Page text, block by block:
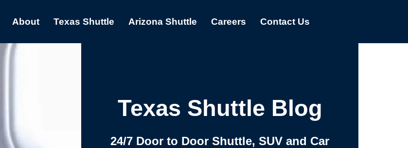
About Texas Shuttle Arizona Shuttle Careers Contact Us
Texas Shuttle Blog
24/7 Door to Door Shuttle, SUV and Car